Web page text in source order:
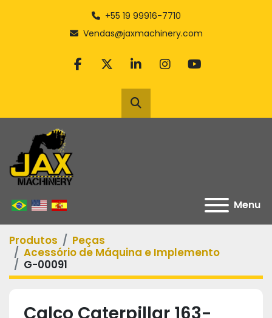
+55 19 99916-7710
Vendas@jaxmachinery.com
facebook
twitterlinkedininstagram
youtube
Pesquisar
Menu
Produtos
Peças
Acessório de Máquina e Implemento
G-00091